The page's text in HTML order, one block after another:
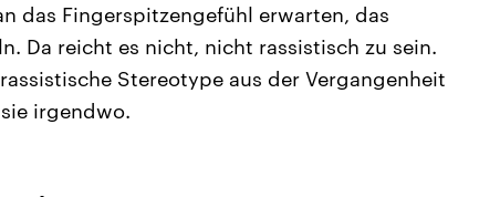
das Fingerspitzengefühl erwarten, das
Da reicht es nicht, nicht rassistisch zu sein.
Stereotype aus der Vergangenheit
irgendwo.